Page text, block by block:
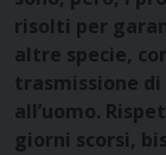
risolti per
altre specie,
trasmissione di
all’uomo.
giorni scorsi,